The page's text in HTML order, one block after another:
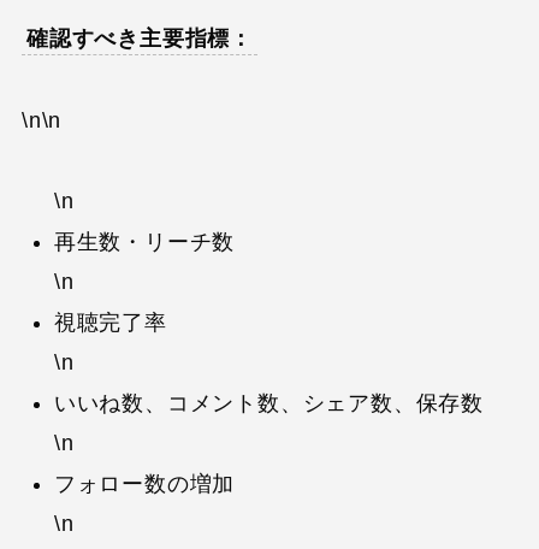
確認すべき主要指標：
\n\n
\n
再生数・リーチ数
\n
視聴完了率
\n
いいね数、コメント数、シェア数、保存数
\n
フォロー数の増加
\n